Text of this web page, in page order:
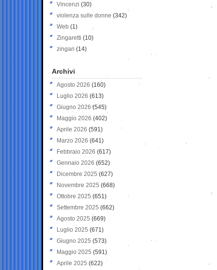
Vincenzi (30)
violenza sulle donne (342)
Web (1)
Zingaretti (10)
zingari (14)
Archivi
Agosto 2026 (160)
Luglio 2026 (613)
Giugno 2026 (545)
Maggio 2026 (402)
Aprile 2026 (591)
Marzo 2026 (641)
Febbraio 2026 (617)
Gennaio 2026 (652)
Dicembre 2025 (627)
Novembre 2025 (668)
Ottobre 2025 (651)
Settembre 2025 (662)
Agosto 2025 (669)
Luglio 2025 (671)
Giugno 2025 (573)
Maggio 2025 (591)
Aprile 2025 (622)